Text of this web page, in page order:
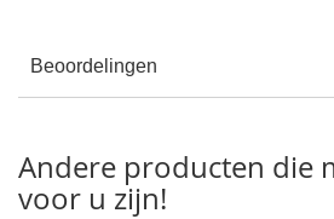
Beoordelingen
Andere producten die
voor u zijn!